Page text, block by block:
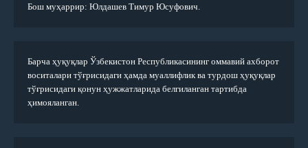
Бош муҳаррир: Юлдашев Тимур Юсуфович.
Барча ҳуқуқлар Ўзбекистон Республикасининг оммавий ахборот
воситалари тўғрисидаги ҳамда муаллифлик ва турдош ҳуқуқлар
тўғрисидаги қонун ҳужжатларида белгиланган тартибда
ҳимояланган.